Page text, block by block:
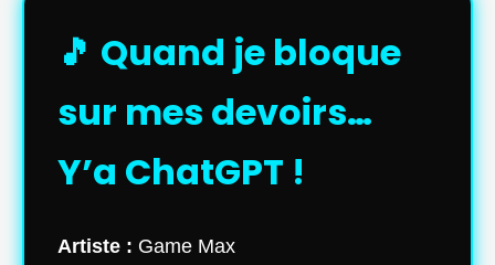
🎵 Quand je bloque
sur mes devoirs…
Y’a ChatGPT !
Artiste : Game Max